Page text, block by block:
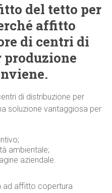
del tetto per
affitto
di centri di
di distribuzione per
soluzione vantaggiosa per
ambientale;
aziendale.
ad affitto copertura